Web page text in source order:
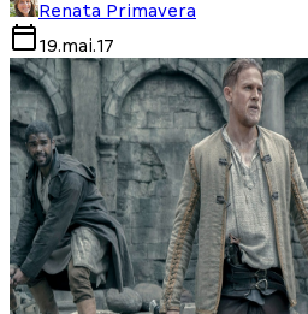
Renata Primavera
19.mai.17